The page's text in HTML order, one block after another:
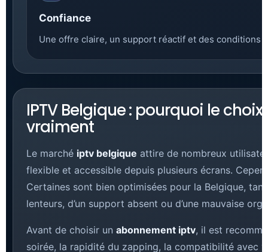
Confiance
Une offre claire, un support réactif et des conditions
IPTV Belgique : pourquoi le
vraiment
Le marché iptv belgique attire de nombreux
flexible et accessible depuis plusieurs écrans.
Certaines sont bien optimisées pour la Belgique,
lenteurs, d’un support absent ou d’une mauvaise
Avant de choisir un abonnement iptv, il est
soirée, la rapidité du zapping, la compatibilité avec